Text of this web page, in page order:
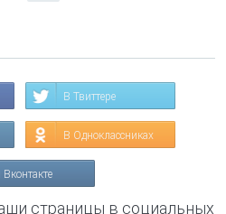
В Твиттере
В Одноклассниках
страницы в социальных